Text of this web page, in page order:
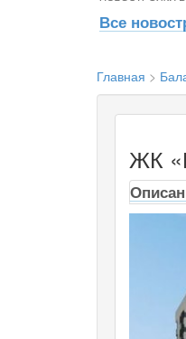
Все
Главная >
ЖК